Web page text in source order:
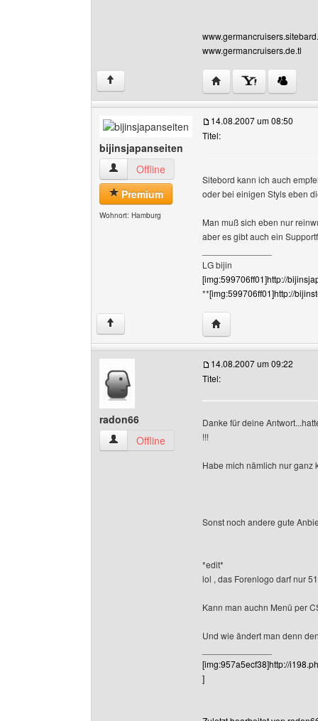
www.germancruisers.de.tl
↑ Website dieses
bijinsjapanseiten
bijinsjapanseiten Benutzer-Profile anzeigen
Offline
Premium
Wohnort: Hamburg
14.08.2007 um 08:50
Titel:
Sitebord kann ich auch
oder bei einigen Styls eben
Man muß sich eben nur
aber es gibt auch ein
LG bijin
[img:599706ff01]http://
**[img:599706ff01]http://
↑ Website dieses
radon66
radon66 Benutzer-Profile anzeigen
Offline
14.08.2007 um 09:22
Titel:
Danke für deine
!!!
Habe mich nämlich nur ganz
Sonst noch andere gute
*edit*
lol , das Forenlogo darf nur
Kann man auchn Menü per
Und wie ändert man denn
[img:957a5ecf38]http://
]